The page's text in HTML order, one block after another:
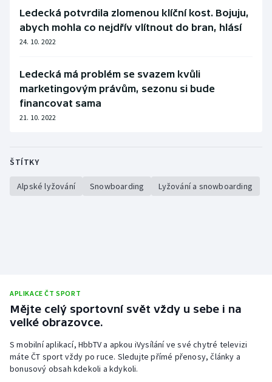
Ledecká potvrdila zlomenou klíční kost. Bojuju,
abych mohla co nejdřív vlítnout do bran, hlásí
24. 10. 2022
Ledecká má problém se svazem kvůli
marketingovým právům, sezonu si bude
financovat sama
21. 10. 2022
ŠTÍTKY
Alpské lyžování Snowboarding Lyžování a snowboarding
APLIKACE ČT SPORT
Mějte celý sportovní svět vždy u sebe i na
velké obrazovce.
S mobilní aplikací, HbbTV a apkou iVysílání ve své chytré televizi
máte ČT sport vždy po ruce. Sledujte přímé přenosy, články a
bonusový obsah kdekoli a kdykoli.